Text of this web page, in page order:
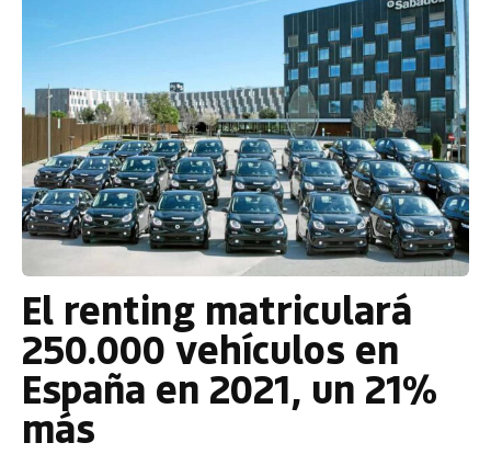
El renting matriculará
250.000 vehículos en
España en 2021, un 21%
más